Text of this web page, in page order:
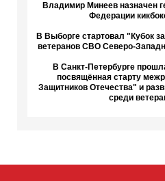
Владимир Минеев назначен
Федерации
В Выборге стартовал "Кубок
ветеранов СВО Северо-
В Санкт-Петербурге
посвящённая старту
Защитников Отечества" и
среди